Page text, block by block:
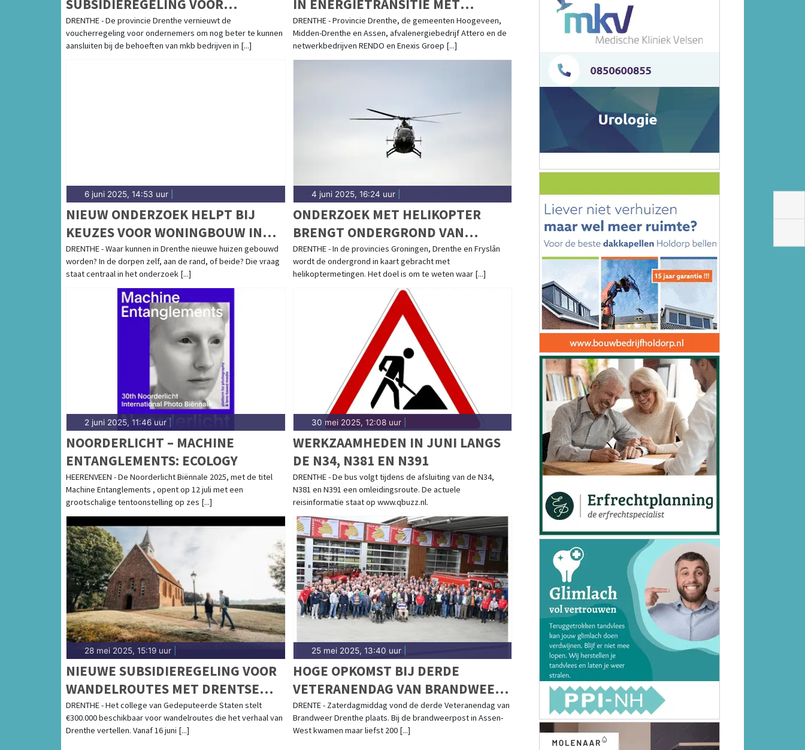
SUBSIDIEREGELING VOOR
ONDERNEMERS
DRENTHE - De provincie Drenthe vernieuwt de
voucherregeling voor ondernemers om nog beter te kunnen
aansluiten bij de behoeften van mkb bedrijven in [...]
IN ENERGIETRANSITIE MET
ONDERZOEK NAAR REGIONAAL
TRANSPORTNET VOOR WARMTE
DRENTHE - Provincie Drenthe, de gemeenten Hoogeveen,
Midden-Drenthe en Assen, afvalenergiebedrijf Attero en de
netwerkbedrijven RENDO en Enexis Groep [...]
6 juni 2025, 14:53 uur
NIEUW ONDERZOEK HELPT BIJ
KEUZES VOOR WONINGBOUW IN
DRENTSE DORPEN
DRENTHE - Waar kunnen in Drenthe nieuwe huizen gebouwd
worden? In de dorpen zelf, aan de rand, of beide? Die vraag
staat centraal in het onderzoek [...]
4 juni 2025, 16:24 uur|
ONDERZOEK MET HELIKOPTER
BRENGT ONDERGROND VAN
NOORD-NEDERLAND IN BEELD
DRENTHE - In de provincies Groningen, Drenthe en Fryslân
wordt de ondergrond in kaart gebracht met
helikoptermetingen. Het doel is om te weten waar [...]
2 juni 2025, 11:46 uur
NOORDERLICHT – MACHINE
ENTANGLEMENTS: ECOLOGY
HEERENVEEN - De Noorderlicht Biënnale 2025, met de titel
Machine Entanglements , opent op 12 juli met een
grootschalige tentoonstelling op zes [...]
30 mei 2025, 12:08 uur|
WERKZAAMHEDEN IN JUNI LANGS
DE N34, N381 EN N391
DRENTHE - De bus volgt tijdens de afsluiting van de N34,
N381 en N391 een omleidingsroute. De actuele
reisinformatie staat op www.qbuzz.nl.
28 mei 2025, 15:19 uur
NIEUWE SUBSIDIEREGELING VOOR
WANDELROUTES MET DRENTSE
VERHALEN
DRENTHE - Het college van Gedeputeerde Staten stelt
€300.000 beschikbaar voor wandelroutes die het verhaal van
Drenthe vertellen. Vanaf 16 juni [...]
25 mei 2025, 13:40 uur|
HOGE OPKOMST BIJ DERDE
VETERANENDAG VAN BRANDWEER
DRENTHE
DRENTE - Zaterdagmiddag vond de derde Veteranendag van
Brandweer Drenthe plaats. Bij de brandweerpost in Assen-
West kwamen maar liefst 200 [...]